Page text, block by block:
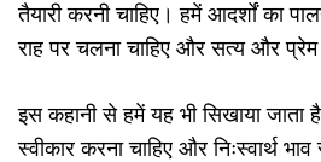
तैयारी करनी चाहिए। हमें आदर्शों का
राह पर चलना चाहिए और सत्य और प्रेम
इस कहानी से हमें यह भी सिखाया जाता
स्वीकार करना चाहिए और निःस्वार्थ